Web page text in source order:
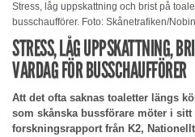
Stress, låg uppskattning och brist på
busschaufförer. Foto: Skånetrafiken/
STRESS, LÅG UPPSKATTNING,
VARDAG FÖR BUSSCHAUFFÖRER
Att det ofta saknas toaletter längs
som skånska bussförare möter i sitt
forskningsrapport från K2,